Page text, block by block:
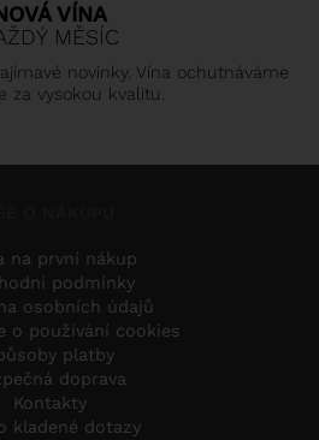
VÍNA
MĚSÍC
novinky. Vína ochutnáváme
za vysokou kvalitu.
na první nákup
podmínky
osobních údajů
o používání cookies
platby
doprava
Kontakty
kladené dotazy